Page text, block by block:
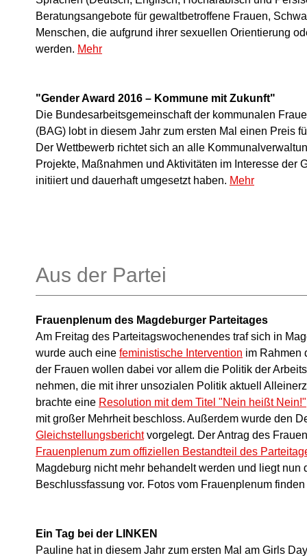
Beratungsangebote für gewaltbetroffene Frauen,
Menschen, die aufgrund ihrer sexuellen Orientierung
werden. Mehr
"Gender Award 2016 – Kommune mit Zukunft"
Die Bundesarbeitsgemeinschaft der kommunalen
(BAG) lobt in diesem Jahr zum ersten Mal einen Preis
Der Wettbewerb richtet sich an alle
Projekte, Maßnahmen und Aktivitäten im Interesse der
initiiert und dauerhaft umgesetzt haben. Mehr
Aus der Partei
Frauenplenum des Magdeburger Parteitages
Am Freitag des Parteitagswochenendes traf sich in
wurde auch eine feministische Intervention im Rahmen
der Frauen wollen dabei vor allem die Politik der
nehmen, die mit ihrer unsozialen Politik aktuell
brachte eine Resolution mit dem Titel "Nein heißt Nein!"
mit großer Mehrheit beschloss. Außerdem wurde den
Gleichstellungsberichtvorgelegt. Der Antrag des
Frauenplenum zum offiziellen Bestandteil des
Magdeburg nicht mehr behandelt werden und liegt nun
Beschlussfassung vor. Fotos vom Frauenplenum
Ein Tag bei der LINKEN
Pauline hat in diesem Jahr zum ersten Mal am Girls